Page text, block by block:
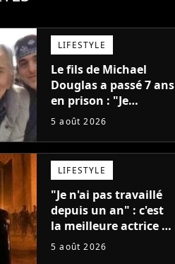
LIFESTYLE
Le fils de Michael
Douglas a passé 7 ans
en prison : "Je
distribuais des joints
5 août 2026
LIFESTYLE
"Je n'ai pas travaillé
depuis un an" : c'est
la meilleure actrice de
L'Odyssée, mais
5 août 2026